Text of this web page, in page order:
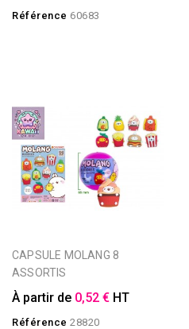
Référence 60683
CAPSULE MOLANG 8
ASSORTIS
À partir de 0,52 € HT
Référence 28820